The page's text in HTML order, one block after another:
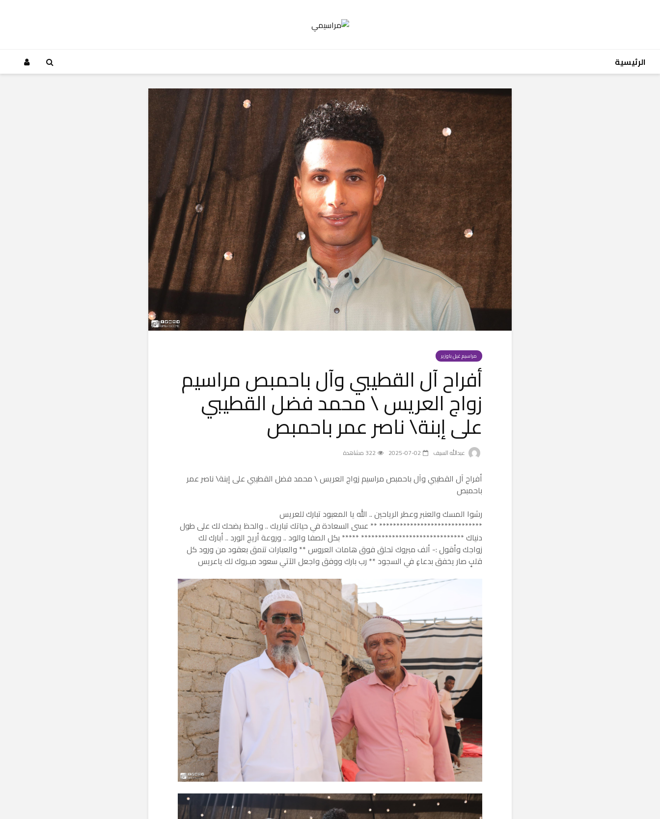
الرئيسية
مراسيم غيل باوزير
أفراح آل القطيبي وآل باحمبص مراسيم
زواج العريس \ محمد فضل القطيبي
على إبنة\ ناصر عمر باحمبص
عبدالله السيف 2025-07-02 322 مشاهدة
أفراح آل القطيبي وآل باحمبص مراسيم زواج العريس \ محمد فضل القطيبي على إبنة\ ناصر عمر
باحمبص
رشوا المسك والعنبر وعطر الرياحين .. الله يا المعبود تبارك للعريس
****************************** ** عسى السعادة في حياتك تباريك .. والحظ يضحك لك على طول
دنياك ****************************** ***** بكل الصفا والود .. وروعة أريج الورد .. أبارك لك
زواجك وأقول :- ألف مبروك تحلق فوق هامات العروس ** والعبارات تنمق بعقود من ورود كل
قلبٍ صار يخفق بدعاءٍ في السجود ** رب بارك ووفق واجعل الآتي سعود مبـروك لك ياعريس